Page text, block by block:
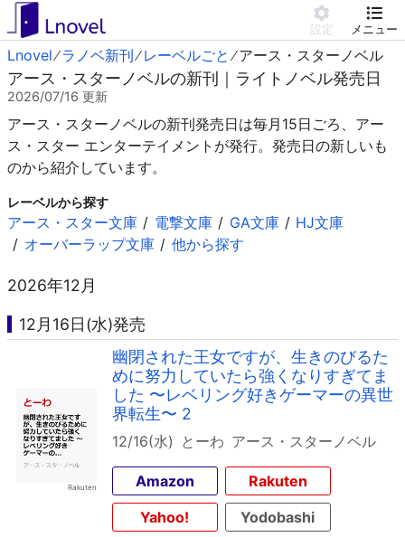
設定 メニュー
Lnovel ラノベ新刊 レーベルごと アース・スターノベル
アース・スターノベルの新刊｜ライトノベル発売日
2026/07/16 更新
アース・スターノベルの新刊発売日は毎月15日ごろ、アー
ス・スター エンターテイメントが発行。発売日の新しいも
のから紹介しています。
レーベルから探す
アース・スター文庫 電撃文庫 GA文庫
HJ文庫
オーバーラップ文庫
他から探す
2026年12月
12月16日(水)発売
幽閉された王女ですが、生きのびるた
めに努力していたら強くなりすぎてま
した 〜レベリング好きゲーマーの異世
界転生〜 2
12/16(水) とーわ アース・スターノベル
Amazon
Rakuten
Yahoo!
Yodobashi